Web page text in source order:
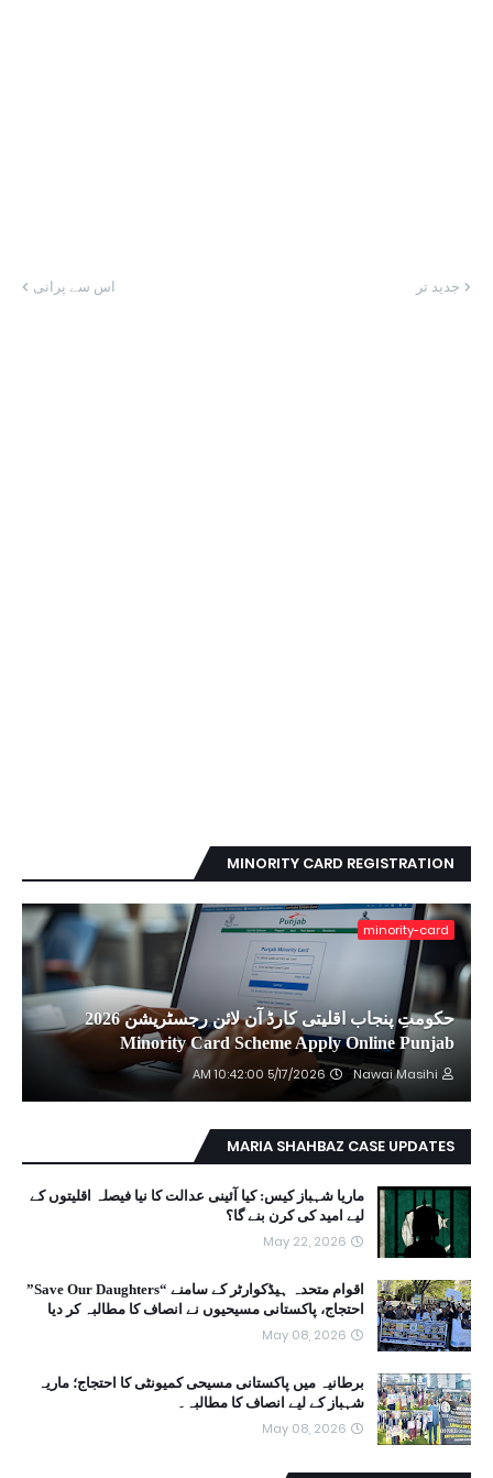
جدید تر اس سے پرانی
MINORITY CARD REGISTRATION
minority-card
حکومتِ پنجاب اقلیتی کارڈ آن لائن رجسٹریشن 2026
Minority Card Scheme Apply Online Punjab
Nawai Masihi
5/17/2026 10:42:00 AM
MARIA SHAHBAZ CASE UPDATES
ماریا شہباز کیس: کیا آئینی عدالت کا نیا فیصلہ اقلیتوں کے
لیے امید کی کرن بنے گا؟
May 22, 2026
اقوام متحدہ ہیڈکوارٹر کے سامنے “Save Our Daughters”
احتجاج، پاکستانی مسیحیوں نے انصاف کا مطالبہ کر دیا
May 08, 2026
برطانیہ میں پاکستانی مسیحی کمیونٹی کا احتجاج؛ ماریہ
شہباز کے لیے انصاف کا مطالبہ۔
May 08, 2026